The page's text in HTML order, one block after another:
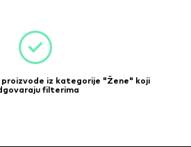
iz kategorije "Žene" koji
filterima